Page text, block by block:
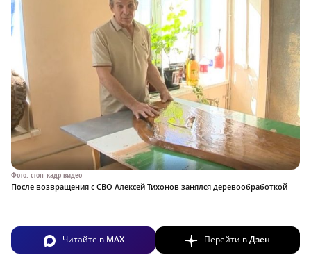
Фото: стоп-кадр видео
После возвращения с СВО Алексей Тихонов занялся деревообработкой
Читайте в MAX Перейти вДзен